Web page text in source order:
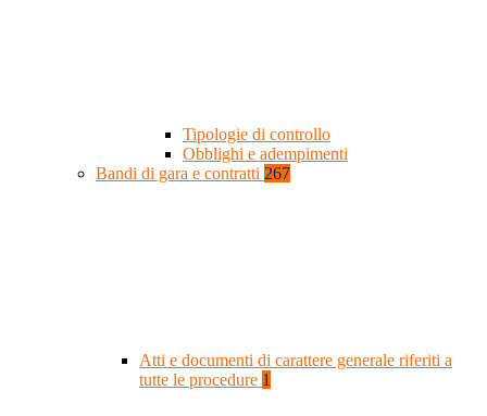
Tipologie di controllo
Obblighi e adempimenti
Bandi di gara e contratti 267
Atti e documenti di carattere generale riferiti a
tutte le procedure 1